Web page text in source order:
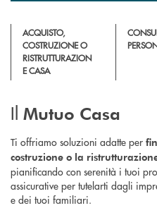
ACQUISTO,
COSTRUZIONE O
RISTRUTTURAZION
E CASA
Il Mutuo Casa
Ti offriamo soluzioni adatte per
costruzione o la
pianificando con serenità i tuoi
assicurative per tutelarti dagli
e dei tuoi familiari.